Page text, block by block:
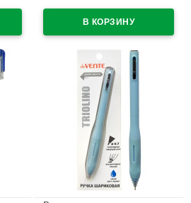
арт.5070611 (Ст12)